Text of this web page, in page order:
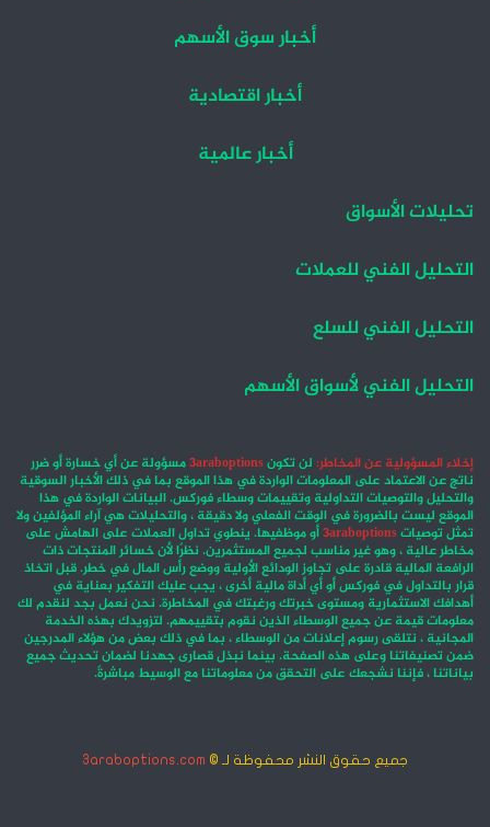
أخبار سوق الأسهم
أخبار اقتصادية
أخبار عالمية
تحليلات الأسواق
التحليل الفني للعملات
التحليل الفني للسلع
التحليل الفني لأسواق الأسهم
إخلاء المسؤولية عن المخاطر: لن تكون3araboptionsمسؤولة عن أي خسارة أو ضرر
ناتج عن الاعتماد على المعلومات الواردة في هذا الموقع بما في ذلك الأخبار السوقية
والتحليل والتوصيات التداولية وتقييمات وسطاء فوركس. البيانات الواردة في هذا
الموقع ليست بالضرورة في الوقت الفعلي ولا دقيقة ، والتحليلات هي آراء المؤلفين ولا
تمثل توصيات3araboptionsأو موظفيها. ينطوي تداول العملات على الهامش على
مخاطر عالية ، وهو غير مناسب لجميع المستثمرين. نظرًا لأن خسائر المنتجات ذات
الرافعة المالية قادرة على تجاوز الودائع الأولية ووضع رأس المال في خطر. قبل اتخاذ
قرار بالتداول في فوركس أو أي أداة مالية أخرى ، يجب عليك التفكير بعناية في
أهدافك الاستثمارية ومستوى خبرتك ورغبتك في المخاطرة. نحن نعمل بجد لنقدم لك
معلومات قيمة عن جميع الوسطاء الذين نقوم بتقييمهم. لتزويدك بهذه الخدمة
المجانية ، نتلقى رسوم إعلانات من الوسطاء ، بما في ذلك بعض من هؤلاء المدرجين
ضمن تصنيفاتنا وعلى هذه الصفحة. بينما نبذل قصارى جهدنا لضمان تحديث جميع
بياناتنا ، فإننا نشجعك على التحقق من معلوماتنا مع الوسيط مباشرةً.
جميع حقوق النشر محفوظة لـ © 3araboptions.com